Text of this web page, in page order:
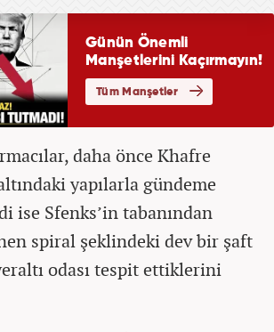
daha önce Khafre
yapılarla gündeme
ise Sfenks’in tabanından
spiral şeklindeki dev bir şaft
odası tespit ettiklerini